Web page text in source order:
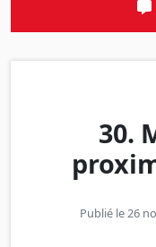
30.
Publié le 26